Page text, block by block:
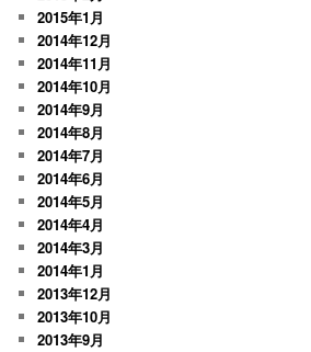
2015年1月
2014年12月
2014年11月
2014年10月
2014年9月
2014年8月
2014年7月
2014年6月
2014年5月
2014年4月
2014年3月
2014年1月
2013年12月
2013年10月
2013年9月